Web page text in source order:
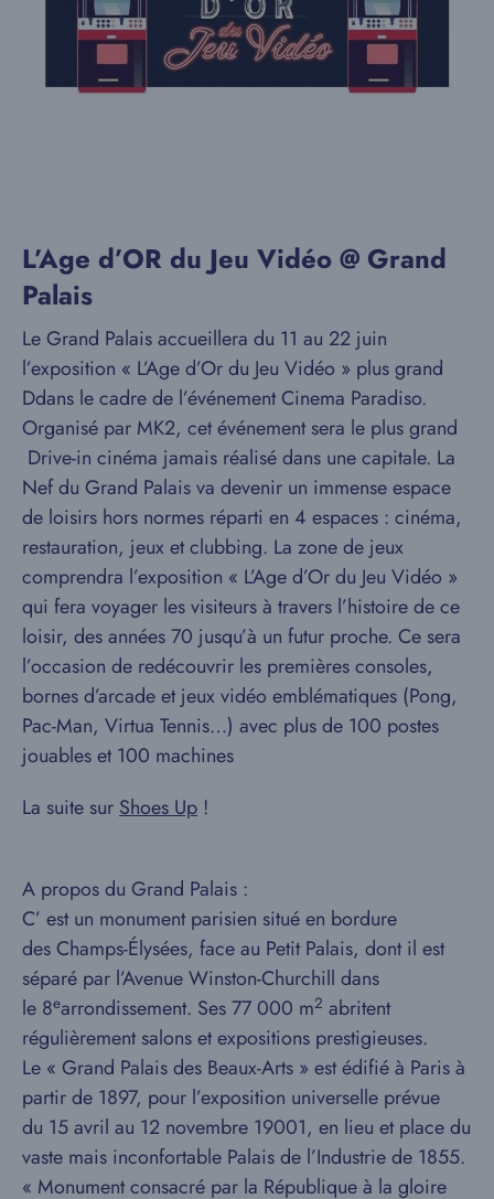
L’Age d’OR du Jeu Vidéo @ Grand
Palais
Le Grand Palais accueillera du 11 au 22 juin
l’exposition « L’Age d’Or du Jeu Vidéo » plus grand
Ddans le cadre de l’événement Cinema Paradiso.
Organisé par MK2, cet événement sera le plus grand
Drive-in cinéma jamais réalisé dans une capitale. La
Nef du Grand Palais va devenir un immense espace
de loisirs hors normes réparti en 4 espaces : cinéma,
restauration, jeux et clubbing. La zone de jeux
comprendra l’exposition « L’Age d’Or du Jeu Vidéo »
qui fera voyager les visiteurs à travers l’histoire de ce
loisir, des années 70 jusqu’à un futur proche. Ce sera
l’occasion de redécouvrir les premières consoles,
bornes d’arcade et jeux vidéo emblématiques (Pong,
Pac-Man, Virtua Tennis…) avec plus de 100 postes
jouables et 100 machines
La suite surShoes Up !
A propos du Grand Palais :
C’ est un monument parisien situé en bordure
des Champs-Élysées, face au Petit Palais, dont il est
séparé par l’Avenue Winston-Churchill dans
le 8earrondissement. Ses 77 000 m2 abritent
régulièrement salons et expositions prestigieuses.
Le « Grand Palais des Beaux-Arts » est édifié à Paris à
partir de 1897, pour l’exposition universelle prévue
du 15 avril au 12 novembre 19001, en lieu et place du
vaste mais inconfortable Palais de l’Industrie de 1855.
« Monument consacré par la République à la gloire